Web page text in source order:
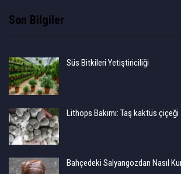
Son Bilgiler
Süs Bitkileri Yetiştiriciliği
Lithops Bakımı: Taş kaktüs çiçeği
Bahçedeki Salyangozdan Nasıl